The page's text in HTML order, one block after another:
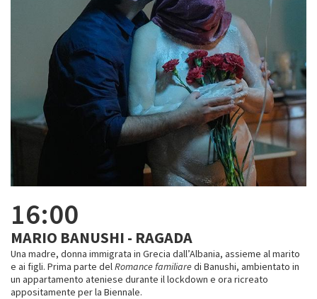
16:00
MARIO BANUSHI - RAGADA
Una madre, donna immigrata in Grecia dall’Albania, assieme al marito
e ai figli. Prima parte delRomance familiaredi Banushi, ambientato in
un appartamento ateniese durante il lockdown e ora ricreato
appositamente per la Biennale.